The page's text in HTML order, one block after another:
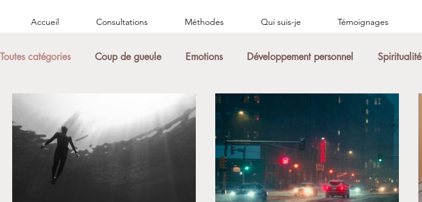
Accueil Consultations Méthodes Qui suis-je Témoignages
Toutes catégories Coup de gueule Emotions Développement personnel Spiritualité